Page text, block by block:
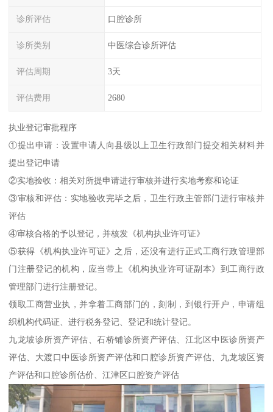
诊所评估 口腔诊所
诊所类别 中医综合诊所评估
评估周期 3天
评估费用 2680
执业登记审批程序
①提出申请：设置申请人向县级以上卫生行政部门提交相关材料并
提出登记申请
②实地验收：相关对所提申请进行审核并进行实地考察和论证
③审核和评估：实地验收完毕之后，卫生行政主管部门进行审核并
评估
④审核合格的予以登记，并核发《机构执业许可证》
⑤获得《机构执业许可证》之后，还没有进行正式工商行政管理部
门注册登记的机构，应当带上《机构执业许可证副本》到工商行政
管理部门进行注册登记。
领取工商营业执，并拿着工商部门的，刻制，到银行开户，申请组
织机构代码证、进行税务登记、登记和统计登记。
九龙坡诊所资产评估、石桥铺诊所资产评估、江北区中医诊所资产
评估、大渡口中医诊所资产评估和口腔诊所资产评估、九龙坡区资
产评估和口腔诊所估价、江津区口腔资产评估